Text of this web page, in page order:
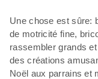
Une chose est sûre:
de motricité fine,
rassembler grands
des créations
Noël aux parrains et